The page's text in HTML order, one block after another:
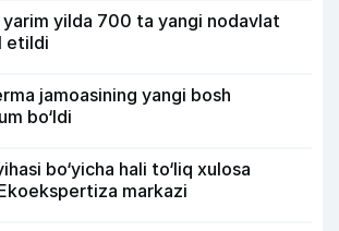
yarim yilda 700 ta yangi nodavlat
etildi
jamoasining yangi bosh
bo‘ldi
bo‘yicha hali to‘liq xulosa
markazi